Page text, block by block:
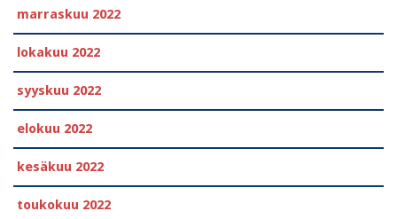
marraskuu 2022
lokakuu 2022
syyskuu 2022
elokuu 2022
kesäkuu 2022
toukokuu 2022